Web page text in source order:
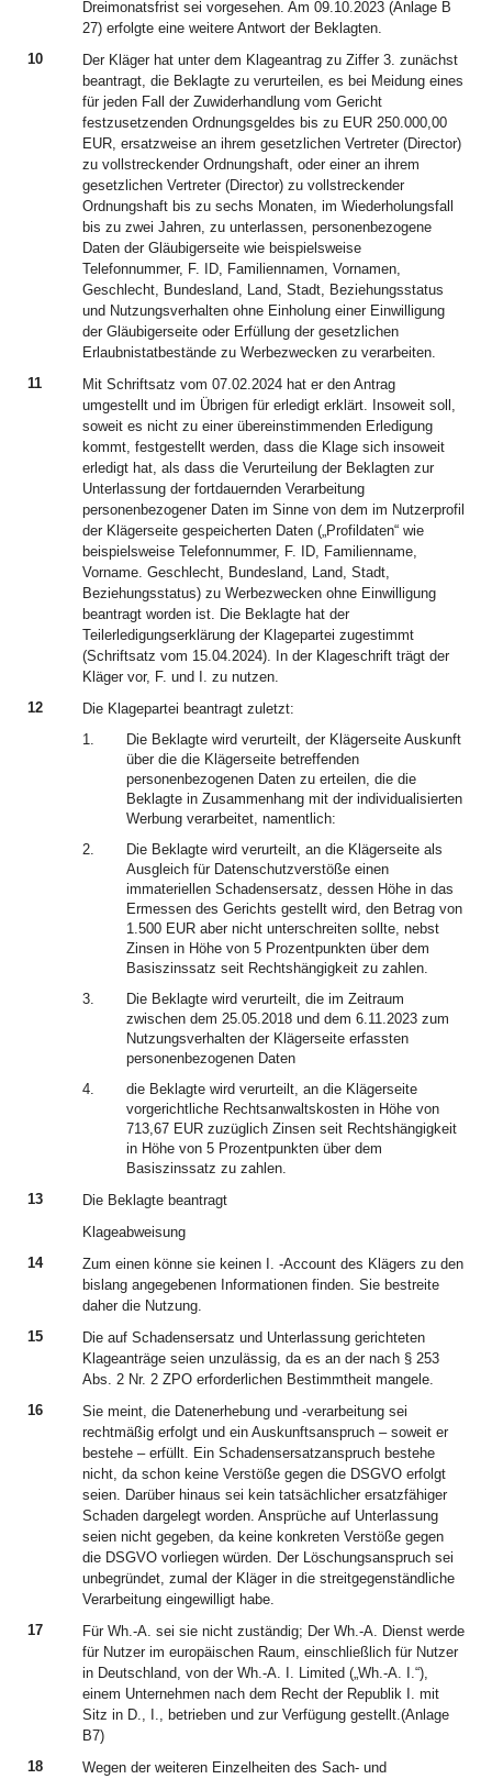
Dreimonatsfrist sei vorgesehen. Am 09.10.2023 (Anlage B
27) erfolgte eine weitere Antwort der Beklagten.
10
Der Kläger hat unter dem Klageantrag zu Ziffer 3. zunächst
beantragt, die Beklagte zu verurteilen, es bei Meidung eines
für jeden Fall der Zuwiderhandlung vom Gericht
festzusetzenden Ordnungsgeldes bis zu EUR 250.000,00
EUR, ersatzweise an ihrem gesetzlichen Vertreter (Director)
zu vollstreckender Ordnungshaft, oder einer an ihrem
gesetzlichen Vertreter (Director) zu vollstreckender
Ordnungshaft bis zu sechs Monaten, im Wiederholungsfall
bis zu zwei Jahren, zu unterlassen, personenbezogene
Daten der Gläubigerseite wie beispielsweise
Telefonnummer, F. ID, Familiennamen, Vornamen,
Geschlecht, Bundesland, Land, Stadt, Beziehungsstatus
und Nutzungsverhalten ohne Einholung einer Einwilligung
der Gläubigerseite oder Erfüllung der gesetzlichen
Erlaubnistatbestände zu Werbezwecken zu verarbeiten.
11
Mit Schriftsatz vom 07.02.2024 hat er den Antrag
umgestellt und im Übrigen für erledigt erklärt. Insoweit soll,
soweit es nicht zu einer übereinstimmenden Erledigung
kommt, festgestellt werden, dass die Klage sich insoweit
erledigt hat, als dass die Verurteilung der Beklagten zur
Unterlassung der fortdauernden Verarbeitung
personenbezogener Daten im Sinne von dem im Nutzerprofil
der Klägerseite gespeicherten Daten („Profildaten“ wie
beispielsweise Telefonnummer, F. ID, Familienname,
Vorname. Geschlecht, Bundesland, Land, Stadt,
Beziehungsstatus) zu Werbezwecken ohne Einwilligung
beantragt worden ist. Die Beklagte hat der
Teilerledigungserklärung der Klagepartei zugestimmt
(Schriftsatz vom 15.04.2024). In der Klageschrift trägt der
Kläger vor, F. und I. zu nutzen.
12
Die Klagepartei beantragt zuletzt:
1.
Die Beklagte wird verurteilt, der Klägerseite Auskunft
über die die Klägerseite betreffenden
personenbezogenen Daten zu erteilen, die die
Beklagte in Zusammenhang mit der individualisierten
Werbung verarbeitet, namentlich:
2.
Die Beklagte wird verurteilt, an die Klägerseite als
Ausgleich für Datenschutzverstöße einen
immateriellen Schadensersatz, dessen Höhe in das
Ermessen des Gerichts gestellt wird, den Betrag von
1.500 EUR aber nicht unterschreiten sollte, nebst
Zinsen in Höhe von 5 Prozentpunkten über dem
Basiszinssatz seit Rechtshängigkeit zu zahlen.
3.
Die Beklagte wird verurteilt, die im Zeitraum
zwischen dem 25.05.2018 und dem 6.11.2023 zum
Nutzungsverhalten der Klägerseite erfassten
personenbezogenen Daten
4.
die Beklagte wird verurteilt, an die Klägerseite
vorgerichtliche Rechtsanwaltskosten in Höhe von
713,67 EUR zuzüglich Zinsen seit Rechtshängigkeit
in Höhe von 5 Prozentpunkten über dem
Basiszinssatz zu zahlen.
13
Die Beklagte beantragt
Klageabweisung
14
Zum einen könne sie keinen I. -Account des Klägers zu den
bislang angegebenen Informationen finden. Sie bestreite
daher die Nutzung.
15
Die auf Schadensersatz und Unterlassung gerichteten
Klageanträge seien unzulässig, da es an der nach § 253
Abs. 2 Nr. 2 ZPO erforderlichen Bestimmtheit mangele.
16
Sie meint, die Datenerhebung und -verarbeitung sei
rechtmäßig erfolgt und ein Auskunftsanspruch – soweit er
bestehe – erfüllt. Ein Schadensersatzanspruch bestehe
nicht, da schon keine Verstöße gegen die DSGVO erfolgt
seien. Darüber hinaus sei kein tatsächlicher ersatzfähiger
Schaden dargelegt worden. Ansprüche auf Unterlassung
seien nicht gegeben, da keine konkreten Verstöße gegen
die DSGVO vorliegen würden. Der Löschungsanspruch sei
unbegründet, zumal der Kläger in die streitgegenständliche
Verarbeitung eingewilligt habe.
17
Für Wh.-A. sei sie nicht zuständig; Der Wh.-A. Dienst werde
für Nutzer im europäischen Raum, einschließlich für Nutzer
in Deutschland, von der Wh.-A. I. Limited („Wh.-A. I.“),
einem Unternehmen nach dem Recht der Republik I. mit
Sitz in D., I., betrieben und zur Verfügung gestellt.(Anlage
B7)
18
Wegen der weiteren Einzelheiten des Sach- und